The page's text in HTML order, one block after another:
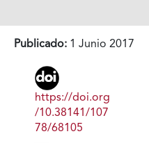
Publicado:1 Junio 2017
https://doi.org
/10.38141/107
78/68105